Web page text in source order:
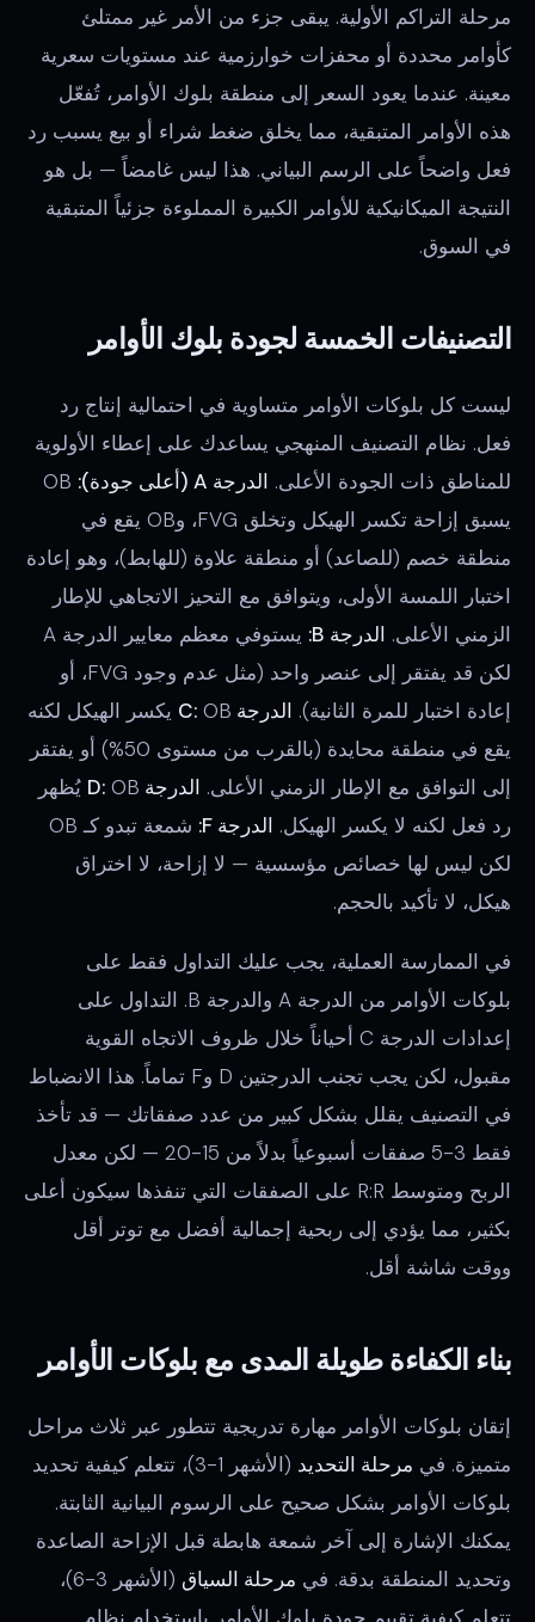
مرحلة التراكم الأولية. يبقى جزء من الأمر غير ممتلئ
كأوامر محددة أو محفزات خوارزمية عند مستويات سعرية
معينة. عندما يعود السعر إلى منطقة بلوك الأوامر، تُفعّل
هذه الأوامر المتبقية، مما يخلق ضغط شراء أو بيع يسبب رد
فعل واضحاً على الرسم البياني. هذا ليس غامضاً — بل هو
النتيجة الميكانيكية للأوامر الكبيرة المملوءة جزئياً المتبقية
في السوق.
التصنيفات الخمسة لجودة بلوك الأوامر
ليست كل بلوكات الأوامر متساوية في احتمالية إنتاج رد
فعل. نظام التصنيف المنهجي يساعدك على إعطاء الأولوية
للمناطق ذات الجودة الأعلى. الدرجة A (أعلى جودة):
OB
يسبق إزاحة تكسر الهيكل وتخلق FVG، وOB يقع في
منطقة خصم (للصاعد) أو منطقة علاوة (للهابط)، وهو إعادة
اختبار اللمسة الأولى، ويتوافق مع التحيز الاتجاهي للإطار
الزمني الأعلى. الدرجة B:
يستوفي معظم معايير الدرجة A
لكن قد يفتقر إلى عنصر واحد (مثل عدم وجود FVG، أو
إعادة اختبار للمرة الثانية). الدرجة C:
OB يكسر الهيكل لكنه
يقع في منطقة محايدة (بالقرب من مستوى 50%) أو يفتقر
إلى التوافق مع الإطار الزمني الأعلى. الدرجة D:
OB يُظهر
رد فعل لكنه لا يكسر الهيكل. الدرجة F:
شمعة تبدو كـ OB
لكن ليس لها خصائص مؤسسية — لا إزاحة، لا اختراق
هيكل، لا تأكيد بالحجم.
في الممارسة العملية، يجب عليك التداول فقط على
بلوكات الأوامر من الدرجة A والدرجة B. التداول على
إعدادات الدرجة C أحياناً خلال ظروف الاتجاه القوية
مقبول، لكن يجب تجنب الدرجتين D وF تماماً. هذا الانضباط
في التصنيف يقلل بشكل كبير من عدد صفقاتك — قد تأخذ
فقط 3-5 صفقات أسبوعياً بدلاً من 15-20 — لكن معدل
الربح ومتوسط R:R على الصفقات التي تنفذها سيكون أعلى
بكثير، مما يؤدي إلى ربحية إجمالية أفضل مع توتر أقل
ووقت شاشة أقل.
بناء الكفاءة طويلة المدى مع بلوكات الأوامر
إتقان بلوكات الأوامر مهارة تدريجية تتطور عبر ثلاث مراحل
متميزة. في مرحلة التحديد
(الأشهر 1-3)، تتعلم كيفية تحديد
بلوكات الأوامر بشكل صحيح على الرسوم البيانية الثابتة.
يمكنك الإشارة إلى آخر شمعة هابطة قبل الإزاحة الصاعدة
وتحديد المنطقة بدقة. في مرحلة السياق
(الأشهر 3-6)،